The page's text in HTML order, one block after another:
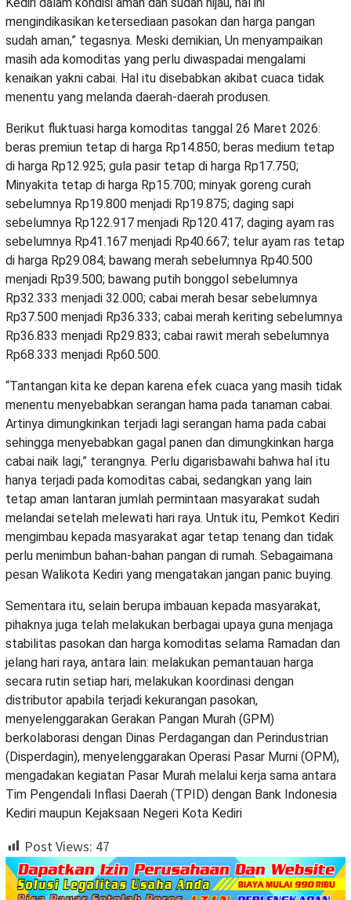
mengindikasikan ketersediaan pasokan dan harga pangan
sudah aman,” tegasnya. Meski demikian, Un menyampaikan
masih ada komoditas yang perlu diwaspadai mengalami
kenaikan yakni cabai. Hal itu disebabkan akibat cuaca tidak
menentu yang melanda daerah-daerah produsen.
Berikut fluktuasi harga komoditas tanggal 26 Maret 2026:
beras premiun tetap di harga Rp14.850; beras medium tetap
di harga Rp12.925; gula pasir tetap di harga Rp17.750;
Minyakita tetap di harga Rp15.700; minyak goreng curah
sebelumnya Rp19.800 menjadi Rp19.875; daging sapi
sebelumnya Rp122.917 menjadi Rp120.417; daging ayam ras
sebelumnya Rp41.167 menjadi Rp40.667; telur ayam ras tetap
di harga Rp29.084; bawang merah sebelumnya Rp40.500
menjadi Rp39.500; bawang putih bonggol sebelumnya
Rp32.333 menjadi 32.000; cabai merah besar sebelumnya
Rp37.500 menjadi Rp36.333; cabai merah keriting sebelumnya
Rp36.833 menjadi Rp29.833; cabai rawit merah sebelumnya
Rp68.333 menjadi Rp60.500.
“Tantangan kita ke depan karena efek cuaca yang masih tidak
menentu menyebabkan serangan hama pada tanaman cabai.
Artinya dimungkinkan terjadi lagi serangan hama pada cabai
sehingga menyebabkan gagal panen dan dimungkinkan harga
cabai naik lagi,” terangnya. Perlu digarisbawahi bahwa hal itu
hanya terjadi pada komoditas cabai, sedangkan yang lain
tetap aman lantaran jumlah permintaan masyarakat sudah
melandai setelah melewati hari raya. Untuk itu, Pemkot Kediri
mengimbau kepada masyarakat agar tetap tenang dan tidak
perlu menimbun bahan-bahan pangan di rumah. Sebagaimana
pesan Walikota Kediri yang mengatakan jangan panic buying.
Sementara itu, selain berupa imbauan kepada masyarakat,
pihaknya juga telah melakukan berbagai upaya guna menjaga
stabilitas pasokan dan harga komoditas selama Ramadan dan
jelang hari raya, antara lain: melakukan pemantauan harga
secara rutin setiap hari, melakukan koordinasi dengan
distributor apabila terjadi kekurangan pasokan,
menyelenggarakan Gerakan Pangan Murah (GPM)
berkolaborasi dengan Dinas Perdagangan dan Perindustrian
(Disperdagin), menyelenggarakan Operasi Pasar Murni (OPM),
mengadakan kegiatan Pasar Murah melalui kerja sama antara
Tim Pengendali Inflasi Daerah (TPID) dengan Bank Indonesia
Kediri maupun Kejaksaan Negeri Kota Kediri
Post Views: 47